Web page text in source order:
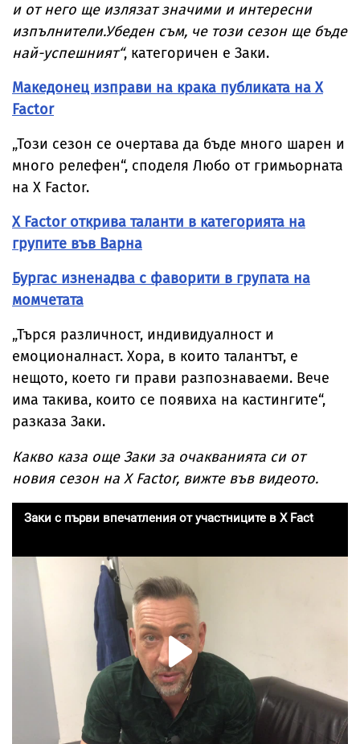
и от него ще излязат значими и интересни
изпълнители.Убеден съм, че този сезон ще бъде
най-успешният“, категоричен е Заки.
Македонец изправи на крака публиката на X
Factor
„Този сезон се очертава да бъде много шарен и
много релефен“, споделя Любо от гримьорната
на X Factor.
X Factor открива таланти в категорията на
групите във Варна
Бургас изненадва с фаворити в групата на
момчетата
„Търся различност, индивидуалност и
емоционалнаст. Хора, в които талантът, е
нещото, което ги прави разпознаваеми. Вече
има такива, които се появиха на кастингите“,
разказа Заки.
Какво каза още Заки за очакванията си от
новия сезон на X Factor, вижте във видеото.